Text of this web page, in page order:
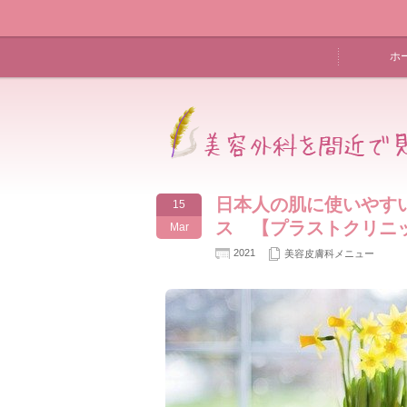
ホ
15
Mar
日本人の肌に使いや
ス 【プラストクリニ
2021 美容皮膚科メニュー